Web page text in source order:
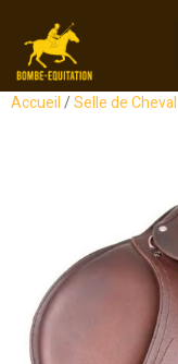
Accueil/Selle de Cheval